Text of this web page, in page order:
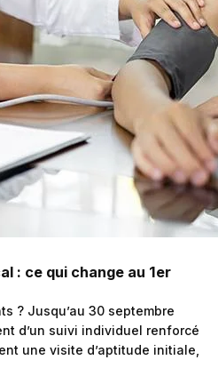
: ce qui change au 1er
? Jusqu’au 30 septembre
d’un suivi individuel renforcé
une visite d’aptitude initiale,